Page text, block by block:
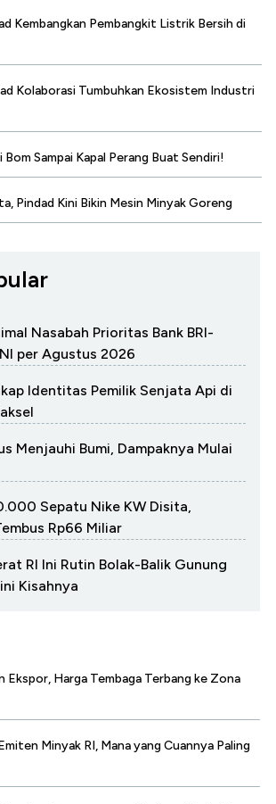
Kembangkan Pembangkit Listrik Bersih di
Kolaborasi Tumbuhkan Ekosistem Industri
Bom Sampai Kapal Perang Buat Sendiri!
Pindad Kini Bikin Mesin Minyak Goreng
Nasabah Prioritas Bank BRI-
per Agustus 2026
Identitas Pemilik Senjata Api di
Menjauhi Bumi, Dampaknya Mulai
Sepatu Nike KW Disita,
Rp66 Miliar
RI Ini Rutin Bolak-Balik Gunung
Kisahnya
Ekspor, Harga Tembaga Terbang ke Zona
Minyak RI, Mana yang Cuannya Paling